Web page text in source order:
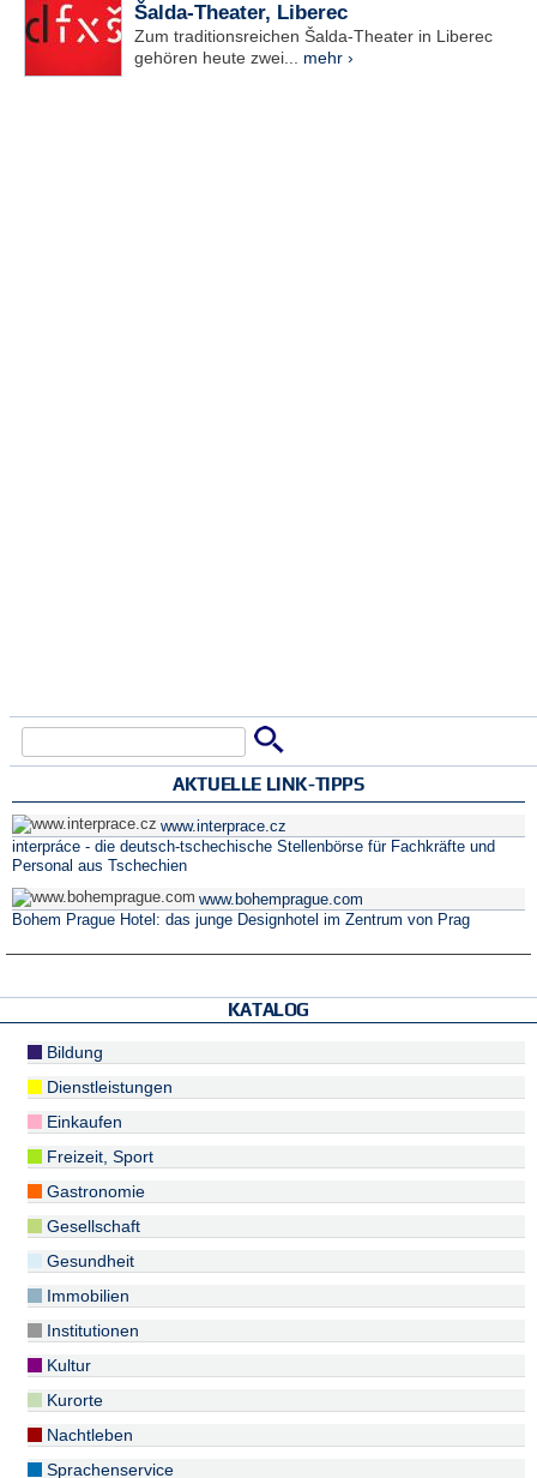
Šalda-Theater, Liberec
Zum traditionsreichen Šalda-Theater in Liberec
gehören heute zwei... mehr ›
AKTUELLE LINK-TIPPS
www.interprace.cz
interpráce - die deutsch-tschechische Stellenbörse für Fachkräfte und
Personal aus Tschechien
www.bohemprague.com
Bohem Prague Hotel: das junge Designhotel im Zentrum von Prag
KATALOG
Bildung
Dienstleistungen
Einkaufen
Freizeit, Sport
Gastronomie
Gesellschaft
Gesundheit
Immobilien
Institutionen
Kultur
Kurorte
Nachtleben
Sprachenservice